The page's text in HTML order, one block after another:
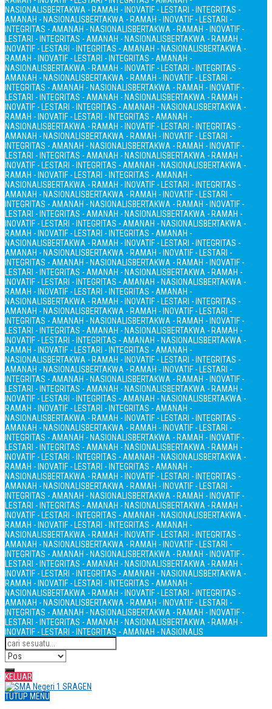
NASIONALISBERTAKWA - RAMAH - INOVATIF - LESTARI - INTEGRITAS -
AMANAH - NASIONALISBERTAKWA - RAMAH - INOVATIF - LESTARI -
INTEGRITAS - AMANAH - NASIONALISBERTAKWA - RAMAH - INOVATIF -
LESTARI - INTEGRITAS - AMANAH - NASIONALISBERTAKWA - RAMAH -
INOVATIF - LESTARI - INTEGRITAS - AMANAH - NASIONALISBERTAKWA -
RAMAH - INOVATIF - LESTARI - INTEGRITAS - AMANAH -
NASIONALISBERTAKWA - RAMAH - INOVATIF - LESTARI - INTEGRITAS -
AMANAH - NASIONALISBERTAKWA - RAMAH - INOVATIF - LESTARI -
INTEGRITAS - AMANAH - NASIONALISBERTAKWA - RAMAH - INOVATIF -
LESTARI - INTEGRITAS - AMANAH - NASIONALISBERTAKWA - RAMAH -
INOVATIF - LESTARI - INTEGRITAS - AMANAH - NASIONALISBERTAKWA -
RAMAH - INOVATIF - LESTARI - INTEGRITAS - AMANAH -
NASIONALISBERTAKWA - RAMAH - INOVATIF - LESTARI - INTEGRITAS -
AMANAH - NASIONALISBERTAKWA - RAMAH - INOVATIF - LESTARI -
INTEGRITAS - AMANAH - NASIONALISBERTAKWA - RAMAH - INOVATIF -
LESTARI - INTEGRITAS - AMANAH - NASIONALISBERTAKWA - RAMAH -
INOVATIF - LESTARI - INTEGRITAS - AMANAH - NASIONALISBERTAKWA -
RAMAH - INOVATIF - LESTARI - INTEGRITAS - AMANAH -
NASIONALISBERTAKWA - RAMAH - INOVATIF - LESTARI - INTEGRITAS -
AMANAH - NASIONALISBERTAKWA - RAMAH - INOVATIF - LESTARI -
INTEGRITAS - AMANAH - NASIONALISBERTAKWA - RAMAH - INOVATIF -
LESTARI - INTEGRITAS - AMANAH - NASIONALISBERTAKWA - RAMAH -
INOVATIF - LESTARI - INTEGRITAS - AMANAH - NASIONALISBERTAKWA -
RAMAH - INOVATIF - LESTARI - INTEGRITAS - AMANAH -
NASIONALISBERTAKWA - RAMAH - INOVATIF - LESTARI - INTEGRITAS -
AMANAH - NASIONALISBERTAKWA - RAMAH - INOVATIF - LESTARI -
INTEGRITAS - AMANAH - NASIONALISBERTAKWA - RAMAH - INOVATIF -
LESTARI - INTEGRITAS - AMANAH - NASIONALISBERTAKWA - RAMAH -
INOVATIF - LESTARI - INTEGRITAS - AMANAH - NASIONALISBERTAKWA -
RAMAH - INOVATIF - LESTARI - INTEGRITAS - AMANAH -
NASIONALISBERTAKWA - RAMAH - INOVATIF - LESTARI - INTEGRITAS -
AMANAH - NASIONALISBERTAKWA - RAMAH - INOVATIF - LESTARI -
INTEGRITAS - AMANAH - NASIONALISBERTAKWA - RAMAH - INOVATIF -
LESTARI - INTEGRITAS - AMANAH - NASIONALISBERTAKWA - RAMAH -
INOVATIF - LESTARI - INTEGRITAS - AMANAH - NASIONALISBERTAKWA -
RAMAH - INOVATIF - LESTARI - INTEGRITAS - AMANAH -
NASIONALISBERTAKWA - RAMAH - INOVATIF - LESTARI - INTEGRITAS -
AMANAH - NASIONALISBERTAKWA - RAMAH - INOVATIF - LESTARI -
INTEGRITAS - AMANAH - NASIONALISBERTAKWA - RAMAH - INOVATIF -
LESTARI - INTEGRITAS - AMANAH - NASIONALISBERTAKWA - RAMAH -
INOVATIF - LESTARI - INTEGRITAS - AMANAH - NASIONALISBERTAKWA -
RAMAH - INOVATIF - LESTARI - INTEGRITAS - AMANAH -
NASIONALISBERTAKWA - RAMAH - INOVATIF - LESTARI - INTEGRITAS -
AMANAH - NASIONALISBERTAKWA - RAMAH - INOVATIF - LESTARI -
INTEGRITAS - AMANAH - NASIONALISBERTAKWA - RAMAH - INOVATIF -
LESTARI - INTEGRITAS - AMANAH - NASIONALISBERTAKWA - RAMAH -
INOVATIF - LESTARI - INTEGRITAS - AMANAH - NASIONALISBERTAKWA -
RAMAH - INOVATIF - LESTARI - INTEGRITAS - AMANAH -
NASIONALISBERTAKWA - RAMAH - INOVATIF - LESTARI - INTEGRITAS -
AMANAH - NASIONALISBERTAKWA - RAMAH - INOVATIF - LESTARI -
INTEGRITAS - AMANAH - NASIONALISBERTAKWA - RAMAH - INOVATIF -
LESTARI - INTEGRITAS - AMANAH - NASIONALISBERTAKWA - RAMAH -
INOVATIF - LESTARI - INTEGRITAS - AMANAH - NASIONALISBERTAKWA -
RAMAH - INOVATIF - LESTARI - INTEGRITAS - AMANAH -
NASIONALISBERTAKWA - RAMAH - INOVATIF - LESTARI - INTEGRITAS -
AMANAH - NASIONALISBERTAKWA - RAMAH - INOVATIF - LESTARI -
INTEGRITAS - AMANAH - NASIONALISBERTAKWA - RAMAH - INOVATIF -
LESTARI - INTEGRITAS - AMANAH - NASIONALISBERTAKWA - RAMAH -
INOVATIF - LESTARI - INTEGRITAS - AMANAH - NASIONALISBERTAKWA -
RAMAH - INOVATIF - LESTARI - INTEGRITAS - AMANAH -
NASIONALISBERTAKWA - RAMAH - INOVATIF - LESTARI - INTEGRITAS -
AMANAH - NASIONALISBERTAKWA - RAMAH - INOVATIF - LESTARI -
INTEGRITAS - AMANAH - NASIONALISBERTAKWA - RAMAH - INOVATIF -
LESTARI - INTEGRITAS - AMANAH - NASIONALISBERTAKWA - RAMAH -
INOVATIF - LESTARI - INTEGRITAS - AMANAH - NASIONALIS
KELUAR
TUTUP MENU